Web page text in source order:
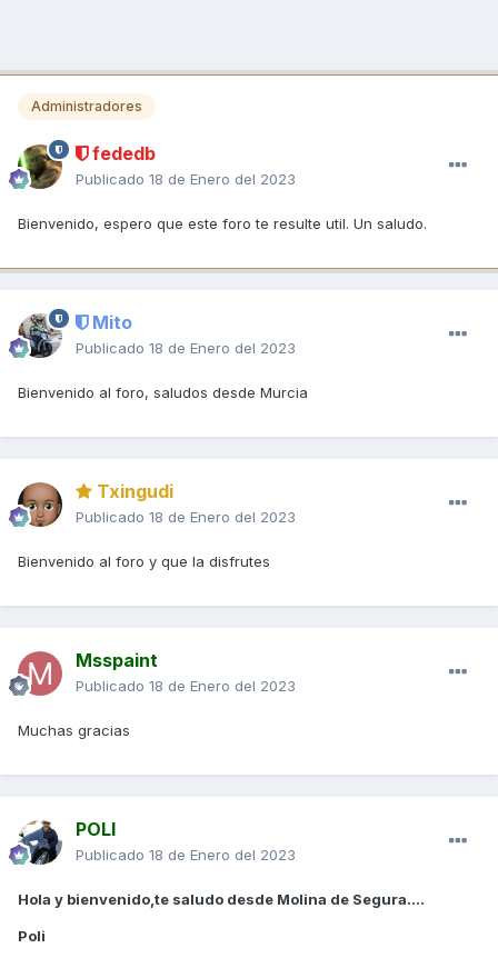
Administradores
fededb
Publicado 18 de Enero del 2023
Bienvenido, espero que este foro te resulte util. Un saludo.
Mito
Publicado 18 de Enero del 2023
Bienvenido al foro, saludos desde Murcia
Txingudi
Publicado 18 de Enero del 2023
Bienvenido al foro y que la disfrutes
Msspaint
Publicado 18 de Enero del 2023
Muchas gracias
POLI
Publicado 18 de Enero del 2023
Hola y bienvenido,te saludo desde Molina de Segura....
Poli